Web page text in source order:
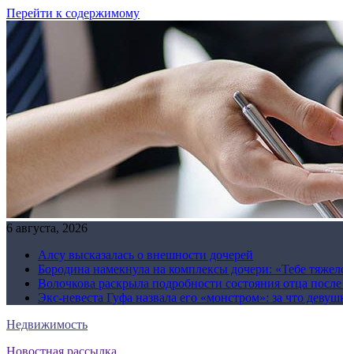
Перейти к содержимому
6 августа, 2026
Алсу высказалась о внешности дочерей
Бородина намекнула на комплексы дочери: «Тебе
Волочкова раскрыла подробности состояния отца после
Экс-невеста Гуфа назвала его «монстром»: за что
Недвижимость
Новостная рассылка